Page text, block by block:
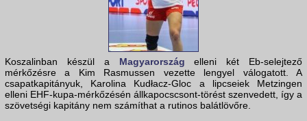
Koszalinban készül a Magyarország elleni két Eb-selejtező
mérkőzésre a Kim Rasmussen vezette lengyel válogatott. A
csapatkapitányuk, Karolina Kudłacz-Gloc a lipcseiek Metzingen
elleni EHF-kupa-mérkőzésén állkapocscsont-törést szenvedett, így a
szövetségi kapitány nem számíthat a rutinos balátlövőre.